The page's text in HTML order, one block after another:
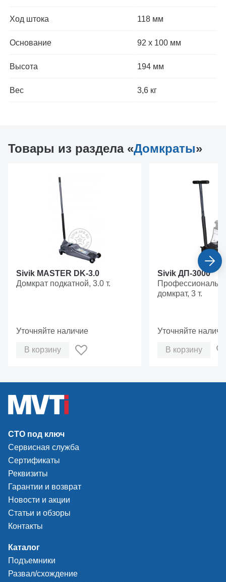
Ход штока 118 мм
Основание 92 x 100 мм
Высота 194 мм
Вес 3,6 кг
Товары из раздела «Домкраты»
Sivik MASTER DK-3.0
Домкрат подкатной, 3.0 т.
Уточняйте наличие
В корзину
Sivik ДП-3000
домкрат, 3 т.
Уточняйте
В корзину
СТО под ключ
Сервисная служба
Сертификаты
Реквизиты
Гарантии и возврат
Новости и акции
Статьи и обзоры
Контакты
Каталог
Подъемники
Развал/схождение